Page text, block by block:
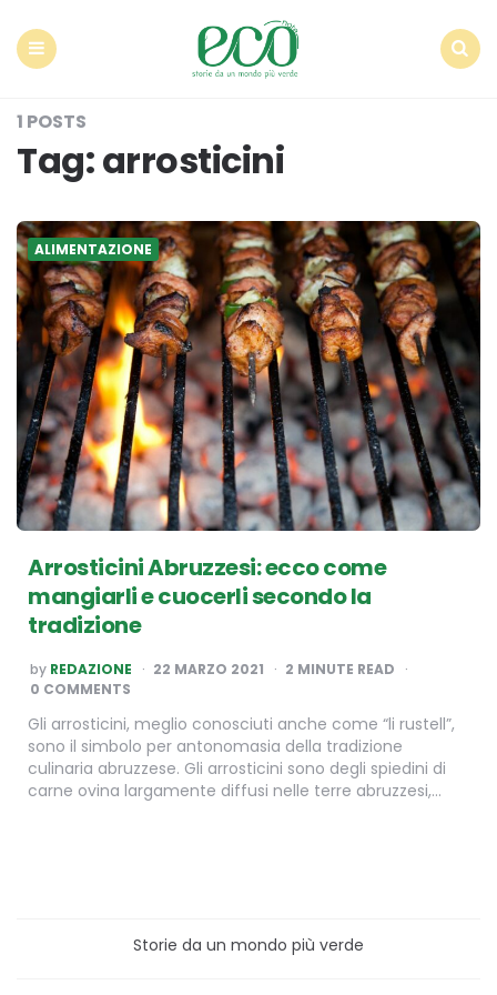
1 POSTS
Tag:arrosticini
ALIMENTAZIONE
Arrosticini Abruzzesi: ecco come
mangiarli e cuocerli secondo la
tradizione
POSTED
BY
by REDAZIONE 22 MARZO 2021 2 MINUTE READ
0 COMMENTS
Gli arrosticini, meglio conosciuti anche come “li rustell”,
sono il simbolo per antonomasia della tradizione
culinaria abruzzese. Gli arrosticini sono degli spiedini di
carne ovina largamente diffusi nelle terre abruzzesi,…
Storie da un mondo più verde